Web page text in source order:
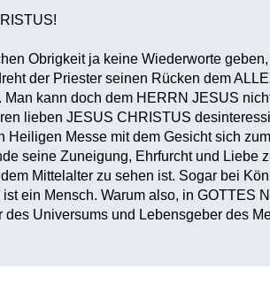
Obrigkeit ja keine Wiederworte
der Priester seinen Rücken dem
kann doch dem HERRN JESUS
lieben JESUS CHRISTUS
Heiligen Messe mit dem Gesicht sich
seine Zuneigung, Ehrfurcht und
Mittelalter zu sehen ist. Sogar bei
ein Mensch. Warum also, in GOTTES
des Universums und Lebensgeber des